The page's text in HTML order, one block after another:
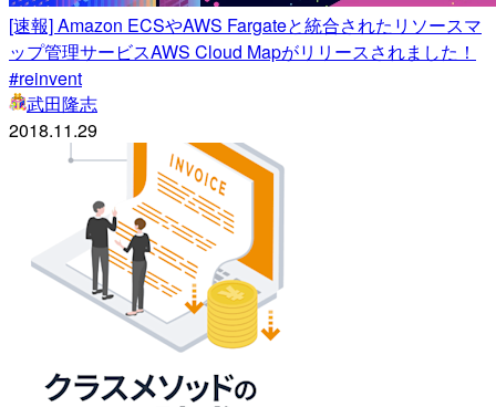
[速報] Amazon ECSやAWS Fargateと統合されたリソースマ
ップ管理サービスAWS Cloud Mapがリリースされました！
#reinvent
武田隆志
2018.11.29